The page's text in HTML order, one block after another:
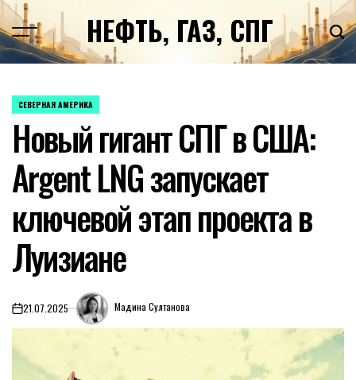
Перейти
к
содержимомуНЕФТЬ, ГАЗ, СПГ
ОПУБЛИКОВАНО
СЕВЕРНАЯ АМЕРИКА
Новый гигант СПГ в США:
Argent LNG запускает
ключевой этап проекта в
Луизиане
on21.07.2025 Мадина Султанова